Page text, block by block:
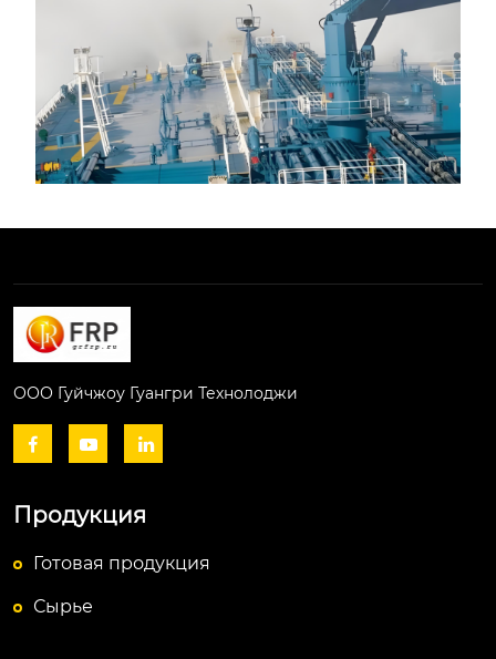
ООО Гуйчжоу Гуангри Технолоджи
  
Продукция
Готовая продукция
Сырье